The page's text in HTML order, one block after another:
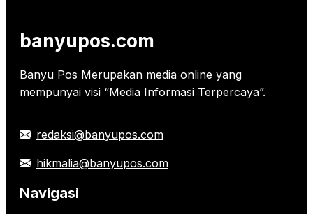
banyupos.com
Banyu Pos Merupakan media online yang
mempunyai visi “Media Informasi Terpercaya”.
redaksi@banyupos.com
hikmalia@banyupos.com
Navigasi